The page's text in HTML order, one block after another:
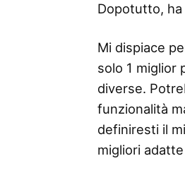
Dopotutto, ha
Mi dispiace
solo 1 miglior
diverse.
funzionalità
definiresti il
migliori